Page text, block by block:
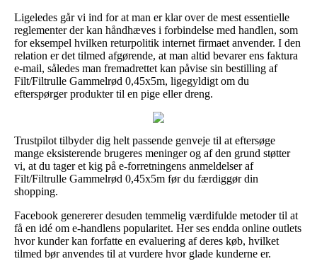
Ligeledes går vi ind for at man er klar over de mest essentielle
reglementer der kan håndhæves i forbindelse med handlen, som
for eksempel hvilken returpolitik internet firmaet anvender. I den
relation er det tilmed afgørende, at man altid bevarer ens faktura
e-mail, således man fremadrettet kan påvise sin bestilling af
Filt/Filtrulle Gammelrød 0,45x5m, ligegyldigt om du
efterspørger produkter til en pige eller dreng.
Trustpilot tilbyder dig helt passende genveje til at eftersøge
mange eksisterende brugeres meninger og af den grund støtter
vi, at du tager et kig på e-forretningens anmeldelser af
Filt/Filtrulle Gammelrød 0,45x5m før du færdiggør din
shopping.
Facebook genererer desuden temmelig værdifulde metoder til at
få en idé om e-handlens popularitet. Her ses endda online outlets
hvor kunder kan forfatte en evaluering af deres køb, hvilket
tilmed bør anvendes til at vurdere hvor glade kunderne er.